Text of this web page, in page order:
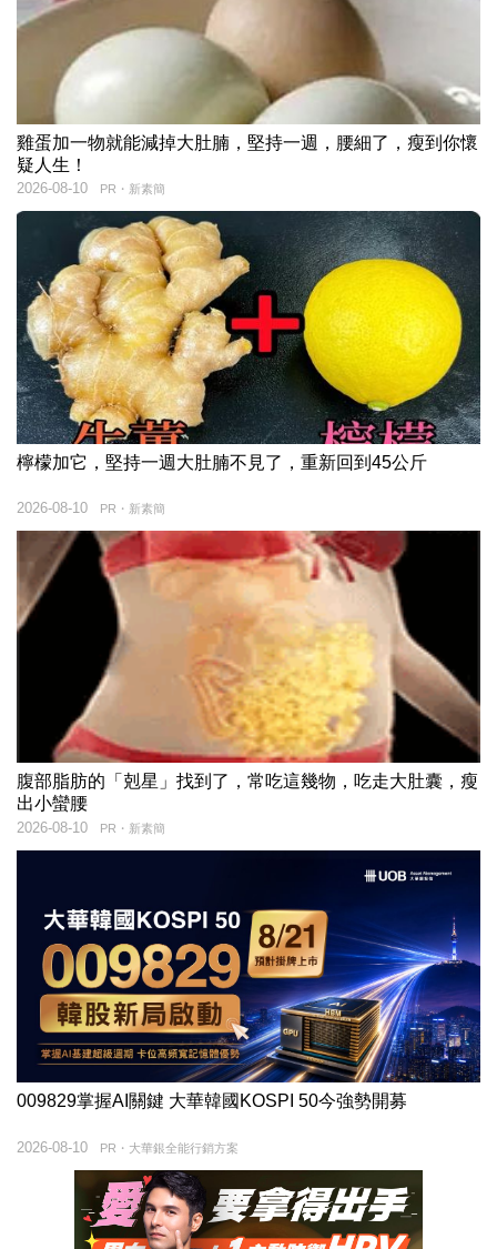
雞蛋加一物就能減掉大肚腩，堅持一週，腰細了，瘦到你懷
疑人生！
PR・新素簡
2026-08-10
檸檬加它，堅持一週大肚腩不見了，重新回到45公斤
PR・新素簡
2026-08-10
腹部脂肪的「剋星」找到了，常吃這幾物，吃走大肚囊，瘦
出小蠻腰
PR・新素簡
2026-08-10
009829掌握AI關鍵 大華韓國KOSPI 50今強勢開募
PR・大華銀全能行銷方案
2026-08-10